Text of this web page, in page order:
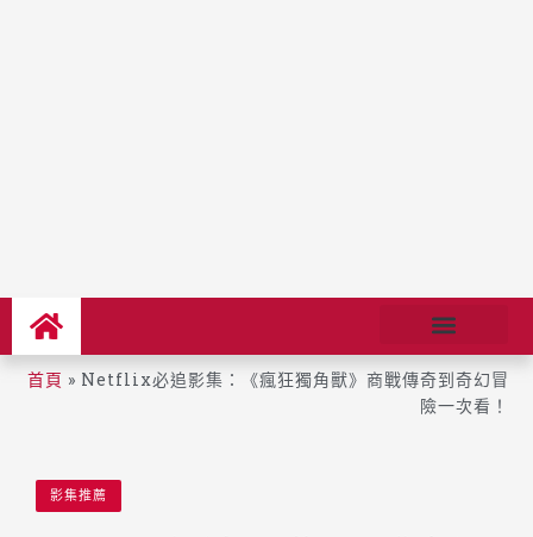
首頁 » Netflix必追影集：《瘋狂獨角獸》商戰傳奇到奇幻冒
險一次看！
影集推薦